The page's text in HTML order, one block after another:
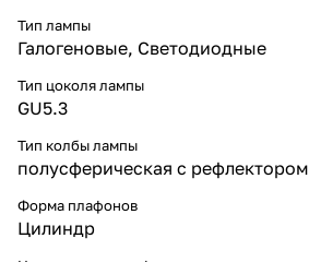
Тип лампы
Галогеновые, Светодиодные
Тип цоколя лампы
GU5.3
Тип колбы лампы
полусферическая с рефлектором
Форма плафонов
Цилиндр